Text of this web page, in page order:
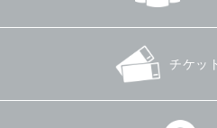
チケッ